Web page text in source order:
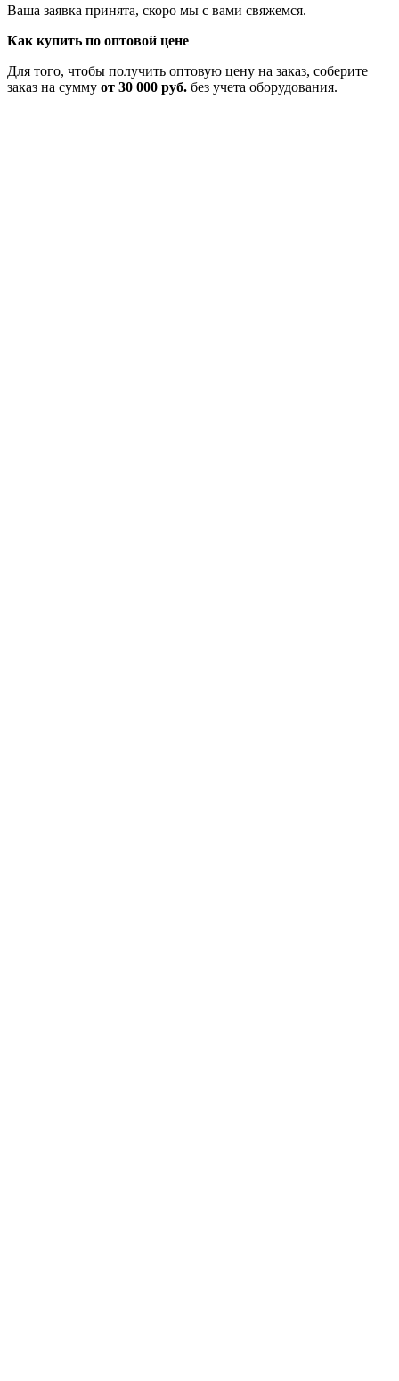
Ваша заявка принята, скоро мы с вами свяжемся.
Как купить по оптовой цене
Для того, чтобы получить оптовую цену на заказ, соберите
заказ на сумму от 30 000 руб. без учета оборудования.